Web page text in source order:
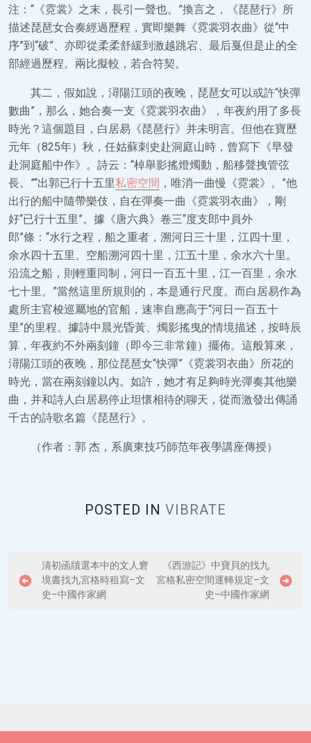
注：“《霓裳》之末，長引一聲也。”換言之，《琵琶行》所
描述琵琶女合奏經過歷程，實即樂舞《霓裳羽衣曲》從“中
序”到“破”、亦即從柔柔舒緩到激越跳宕、最后戛但是止的全
部經過歷程。兩比擬較，若合符契。
其二，假如說，潯陽江頭的夜晚，琵琶女可以或許“快彈
數曲”，那么，她合奏一支《霓裳羽衣曲》，年夜約用了多長
時光？這個題目，白居易《琵琶行》并未明言。但他在寶歷
元年（825年）秋，任姑蘇刺史赴洞庭山時，曾寫下《早發
赴洞庭船中作》。詩云：“棹舉影搖燈燭動，船移聲拽管弦
長。”“出郭已行十五里私密空間 ，唯消一曲慢《霓裳》。”他
出行的船中隨帶樂伎，自在彈奏一曲《霓裳羽衣曲》，剛
好“已行十五里”。據《唐六典》卷三“度支郎中員外
郎”條：“水行之程，船之重者，溯河日三十里，江四十里，
余水四十五里。空船溯河四十里，江五十里，余水六十里。
沿流之船，則輕重同制，河日一百五十里，江一百里，余水
七十里。”當然這里所規則的，本是通行尺度。而白居易作為
處所主官梭巡屬地的官船，速率自應高于“河日一百五十
里”的里程。據詩中晨光昏黃、燭影搖曳的情境描述，按時辰
算，年夜約不外兩刻鐘（即今三非常鐘）擺佈。這般算來，
潯陽江頭的夜晚，那位琵琶女“快彈”《霓裳羽衣曲》所花的
時光，當在兩刻鐘以內。如許，她才有足夠時光彈奏其他樂
曲，并和詩人白居易停止坦懷相待的聊天，從而激發出傳誦
千古的詩歌名篇《琵琶行》。
（作者：郭 杰，系廣東技巧師范年夜學講座傳授）
POSTED IN VIBRATE
o
g
清初函牘選本中的文人窘
境書找九宮格時租寫–文
史–中國作家網
《西游記》中寶貝的找九
宮格私密空間運轉規定–文
史–中國作家網